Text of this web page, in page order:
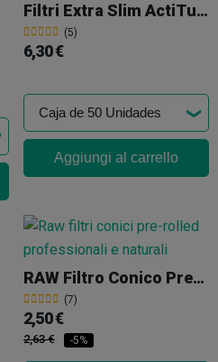
Filtri Extra Slim ActiTube
(5)
6,30 €
Aggiungi al carrello
RAW Filtro Conico Pre-Rolled
(7)
2,50 €
2,63 € -5%